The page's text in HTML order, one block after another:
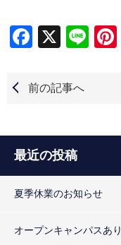
Facebook
X Line
前の記事へ
最近の投稿
夏季休業のお知らせ
オープンキャンパスあ